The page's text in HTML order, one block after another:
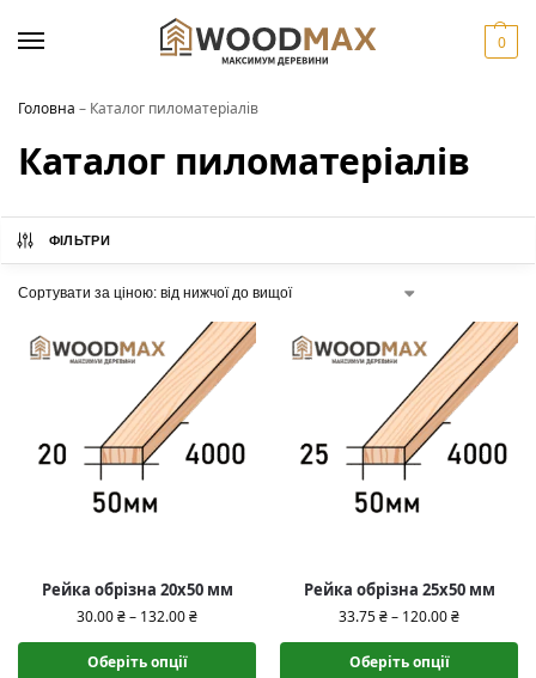
0
Головна – Каталог пиломатеріалів
Каталог пиломатеріалів
ФІЛЬТРИ
Рейка обрізна 20х50 мм
30.00₴– 132.00₴
Оберіть опції
Рейка обрізна 25х50 мм
33.75₴– 120.00₴
Оберіть опції